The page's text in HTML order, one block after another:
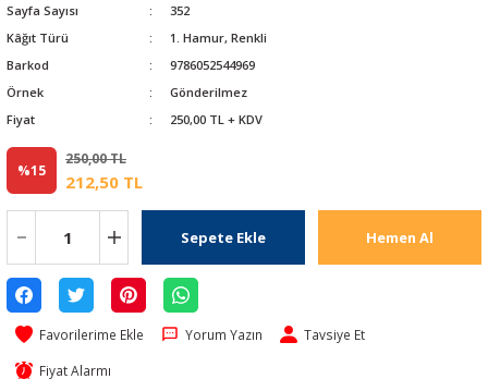
Sayfa Sayısı
352
Kâğıt Türü
1. Hamur, Renkli
Barkod
9786052544969
Örnek
Gönderilmez
Fiyat
250,00 TL + KDV
%15
250,00 TL
212,50 TL
Sepete Ekle Hemen Al
Yorum Yazın Tavsiye Et
Fiyat Alarmı